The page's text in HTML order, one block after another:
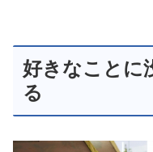
好きなことに
る